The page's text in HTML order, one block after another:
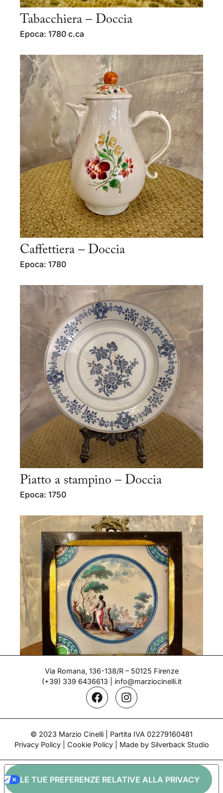
Tabacchiera – Doccia
Epoca: 1780 c.ca
Caffettiera – Doccia
Epoca: 1780
Piatto a stampino – Doccia
Epoca: 1750
Piastrella decorativa – Doccia
Via Romana, 136-138/R – 50125 Firenze
(+39) 339 6436613
info@marziocinelli.it
© 2023 Marzio Cinelli | Partita IVA 02279160481
Privacy Policy| Cookie Policy| Made by Silverback Studio
LE TUE PREFERENZE RELATIVE ALLA PRIVACY